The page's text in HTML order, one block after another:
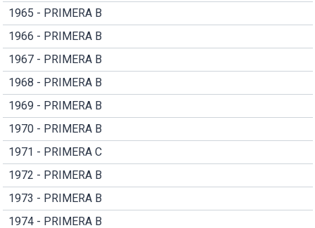
1965 - PRIMERA B
1966 - PRIMERA B
1967 - PRIMERA B
1968 - PRIMERA B
1969 - PRIMERA B
1970 - PRIMERA B
1971 - PRIMERA C
1972 - PRIMERA B
1973 - PRIMERA B
1974 - PRIMERA B